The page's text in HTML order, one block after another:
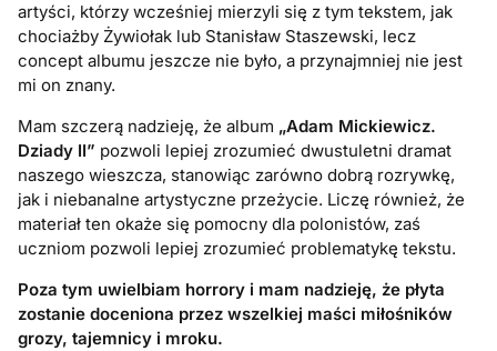
artyści, którzy wcześniej mierzyli się z tym tekstem, jak
chociażby Żywiołak lub Stanisław Staszewski, lecz
concept albumu jeszcze nie było, a przynajmniej nie jest
mi on znany.
Mam szczerą nadzieję, że album „Adam Mickiewicz.
Dziady II” pozwoli lepiej zrozumieć dwustuletni dramat
naszego wieszcza, stanowiąc zarówno dobrą rozrywkę,
jak i niebanalne artystyczne przeżycie. Liczę również, że
materiał ten okaże się pomocny dla polonistów, zaś
uczniom pozwoli lepiej zrozumieć problematykę tekstu.
Poza tym uwielbiam horrory i mam nadzieję, że płyta
zostanie doceniona przez wszelkiej maści miłośników
grozy, tajemnicy i mroku.